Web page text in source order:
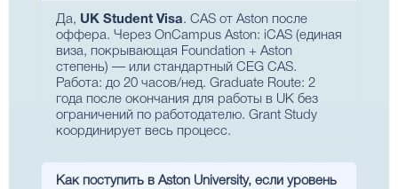
Да, UK Student Visa. CAS от Aston после
оффера. Через OnCampus Aston: iCAS (единая
виза, покрывающая Foundation + Aston
степень) — или стандартный CEG CAS.
Работа: до 20 часов/нед. Graduate Route: 2
года после окончания для работы в UK без
ограничений по работодателю. Grant Study
координирует весь процесс.
Как поступить в Aston University, если уровень